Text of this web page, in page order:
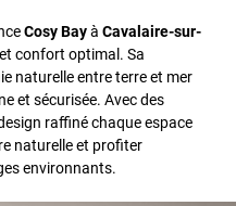
Cosy Bayà Cavalaire-sur-
confort optimal. Sa
naturelle entre terre et mer
et sécurisée. Avec des
raffiné chaque espace
naturelle et profiter
environnants.